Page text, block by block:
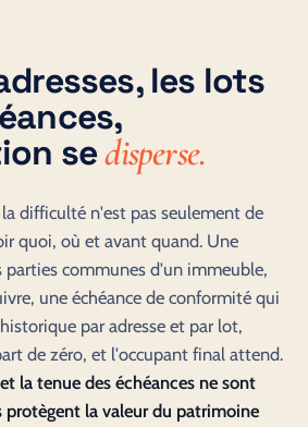
les lots
sedisperse.
difficulté n'est pas seulement de
quoi, où et avant quand. Une
communes d'un immeuble,
une échéance de conformité qui
par adresse et par lot,
de zéro, et l'occupant final attend.
la tenue des échéances ne sont
protègent la valeur du patrimoine